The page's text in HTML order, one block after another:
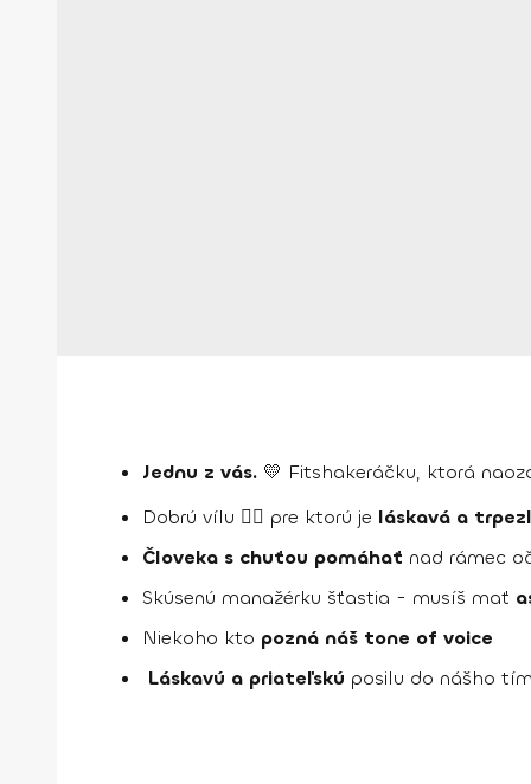
Jednu z vás. 💛 Fitshakeráčku, ktorá
Dobrú vílu 🧚‍♀️ pre ktorú je láskavá a
Človeka s chuťou pomáhať nad rámec
Skúsenú manažérku šťastia - musíš mať
Niekoho kto pozná náš tone of voice
Láskavú a priateľskú posilu do nášho